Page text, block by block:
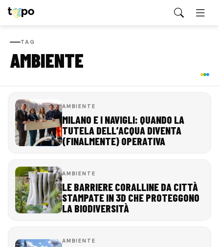
TAG
AMBIENTE
AMBIENTE
MILANO E I NAVIGLI: QUANDO LA
TUTELA DELL’ACQUA DIVENTA
(FINALMENTE) OPERATIVA
AMBIENTE
LE BARRIERE CORALLINE DA CITTÀ
STAMPATE IN 3D CHE PROTEGGONO
LA BIODIVERSITÀ
AMBIENTE